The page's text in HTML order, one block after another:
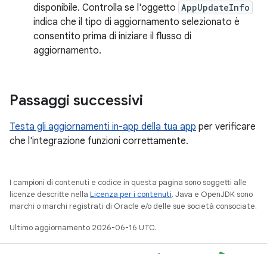
disponibile. Controlla se l'oggetto AppUpdateInfo
indica che il tipo di aggiornamento selezionato è
consentito prima di iniziare il flusso di
aggiornamento.
Passaggi successivi
Testa gli aggiornamenti in-app della tua app per verificare
che l'integrazione funzioni correttamente.
I campioni di contenuti e codice in questa pagina sono soggetti alle
licenze descritte nella Licenza per i contenuti. Java e OpenJDK sono
marchi o marchi registrati di Oracle e/o delle sue società consociate.
Ultimo aggiornamento 2026-06-16 UTC.